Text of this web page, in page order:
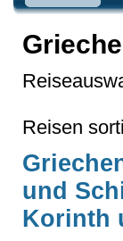
Reisen
und
Korinth